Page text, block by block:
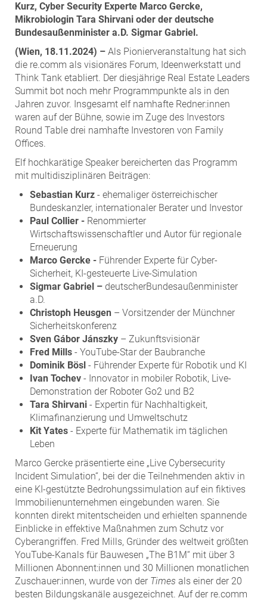
ZEHA Real Estate
Media
Pressekontakt
Kurz, Cyber Security Experte Marco Gercke,
Mikrobiologin Tara Shirvani oder der deutsche
Bundesaußenminister a.D. Sigmar Gabriel.
(Wien, 18.11.2024) – Als Pionierveranstaltung hat sich
die re.comm als visionäres Forum, Ideenwerkstatt und
Think Tank etabliert. Der diesjährige Real Estate Leaders
Summit bot noch mehr Programmpunkte als in den
Jahren zuvor. Insgesamt elf namhafte Redner:innen
waren auf der Bühne, sowie im Zuge des Investors
Round Table drei namhafte Investoren von Family
Offices.
Elf hochkarätige Speaker bereicherten das Programm
mit multidisziplinären Beiträgen:
Sebastian Kurz - ehemaliger österreichischer
Bundeskanzler, internationaler Berater und Investor
Paul Collier - Renommierter
Wirtschaftswissenschaftler und Autor für regionale
Erneuerung
Marco Gercke - Führender Experte für Cyber-
Sicherheit, KI-gesteuerte Live-Simulation
Sigmar Gabriel – deutscherBundesaußenminister
a.D.
Christoph Heusgen – Vorsitzender der Münchner
Sicherheitskonferenz
Sven Gábor Jánszky – Zukunftsvisionär
Fred Mills - YouTube-Star der Baubranche
Dominik Bösl - Führender Experte für Robotik und KI
Ivan Tochev - Innovator in mobiler Robotik, Live-
Demonstration der Roboter Go2 und B2
Tara Shirvani - Expertin für Nachhaltigkeit,
Klimafinanzierung und Umweltschutz
Kit Yates - Experte für Mathematik im täglichen
Leben
Marco Gercke präsentierte eine „Live Cybersecurity
Incident Simulation“, bei der die Teilnehmenden aktiv in
eine KI-gestützte Bedrohungssimulation auf ein fiktives
Immobilienunternehmen eingebunden waren. Sie
konnten direkt mitentscheiden und erhielten spannende
Einblicke in effektive Maßnahmen zum Schutz vor
Cyberangriffen. Fred Mills, Gründer des weltweit größten
YouTube-Kanals für Bauwesen „The B1M“ mit über 3
Millionen Abonnent:innen und 30 Millionen monatlichen
Zuschauer:innen, wurde von der Times als einer der 20
besten Bildungskanäle ausgezeichnet. Auf der re.comm